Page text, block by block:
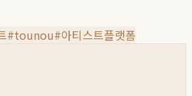
#tounou#아티스트플랫폼